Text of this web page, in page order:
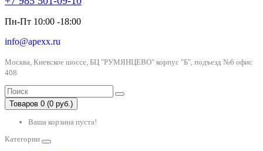
Пн-Пт 10:00 -18:00
info@apexx.ru
Москва, Киевское шоссе, БЦ "РУМЯНЦЕВО" корпус "Б", подъезд №6 офис
408
Товаров 0 (0 руб.)
Ваша корзина пуста!
Категории